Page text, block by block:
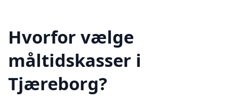
Hvorfor vælge
måltidskasser i
Tjæreborg?